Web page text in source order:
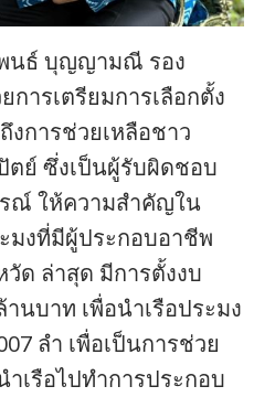
นธ์ บุญญามณี รอง
ารเตรียมการเลือกตั้ง
การช่วยเหลือชาว
ตย์ ซึ่งเป็นผู้รับผิดชอบ
ณ์ ให้ความสำคัญใน
มงที่มีผู้ประกอบอาชีพ
วัด ล่าสุด มีการตั้งงบ
นบาท เพื่อนำเรือประมง
ลำ เพื่อเป็นการช่วย
เรือไปทำการประกอบ